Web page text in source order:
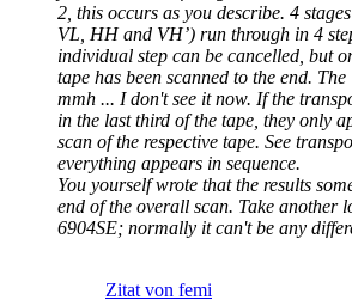
2, this occurs as you describe. 4
VL, HH and VH’) run through in 4
individual step can be cancelled, but
tape has been scanned to the end.
mmh ... I don't see it now. If the
in the last third of the tape, they only
scan of the respective tape. See
everything appears in sequence.
You yourself wrote that the results
end of the overall scan. Take another
6904SE; normally it can't be any
Zitat von femi